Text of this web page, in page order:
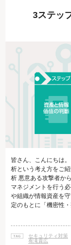
3ステッ
皆さん、こんにちは
析という考え方をご
析 悪意ある攻撃者か
マネジメントを行う
や組織が情報資産を
定のもとに「機密性
です。 情報リスクマ
段を講じるため 、考
スク分析について考
セキュリティ対策
有滝貴広